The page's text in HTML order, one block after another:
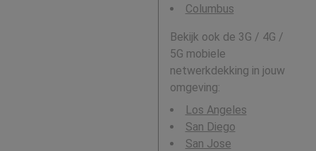
Columbus
Bekijk ook de 3G / 4G /
5G mobiele
netwerkdekking in jouw
omgeving:
Los Angeles
San Diego
San Jose